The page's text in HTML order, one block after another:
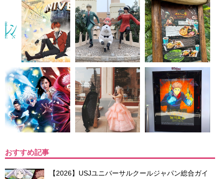
おすすめ記事
【2026】USJユニバーサルクールジャパン総合ガイ